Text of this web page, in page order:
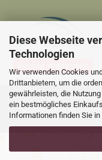
Diese Webseite
Technologien
Wir verwenden Cookies
Drittanbietern, um die
gewährleisten, die
ein bestmögliches
Informationen finden Sie
Alle Preise
Online Shopby